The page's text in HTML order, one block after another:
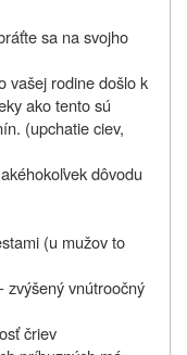
sa na svojho
vašej rodine došlo k
ako tento sú
(upchatie ciev,
dôvodu
(u mužov to
zvýšený vnútroočný
čriev